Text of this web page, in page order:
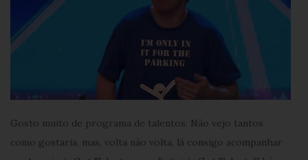
Gosto muito de programa de talentos. Não vejo tantos
como gostaria, mas, volta não volta, lá consigo acompanhar